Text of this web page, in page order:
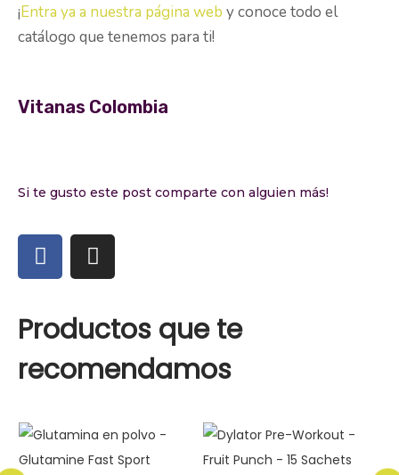
¡Entra ya a nuestra página web y conoce todo el
catálogo que tenemos para ti!
Vitanas Colombia
Si te gusto este post comparte con alguien más!
Productos que te
recomendamos